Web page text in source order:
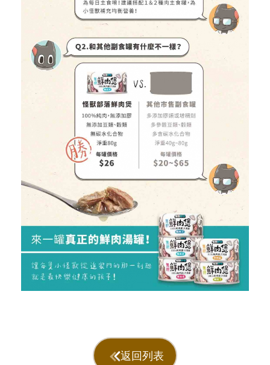
返回列表